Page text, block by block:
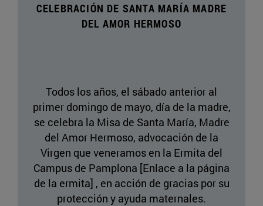
CELEBRACIÓN DE SANTA MARÍA MADRE
DEL AMOR HERMOSO
Todos los años, el sábado anterior al
primer domingo de mayo, día de la madre,
se celebra la Misa de Santa María, Madre
del Amor Hermoso, advocación de la
Virgen que veneramos en la Ermita del
Campus de Pamplona [Enlace a la página
de la ermita] , en acción de gracias por su
protección y ayuda maternales.